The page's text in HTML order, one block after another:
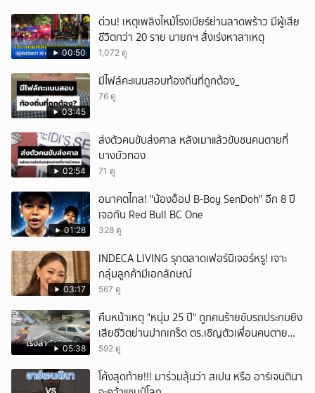
00:50
ด่วน! เหตุเพลิงไหม้โรงเบียร์ย่านลาดพร้าว มีผู้เสีย
ชีวิตกว่า 20 ราย นายกฯ สั่งเร่งหาสาเหตุ
1,072 ดู
03:45
มีไฟล์คะแนนสอบท้องถิ่นที่ถูกต้อง_
76 ดู
02:54
ส่งตัวคนขับส่งศาล หลังเมาแล้วขับชนคนตายที่
บางบัวทอง
71 ดู
01:28
อนาคตไกล! "น้องอ็อป B-Boy SenDoh" อีก 8 ปี
เจอกัน Red Bull BC One
328 ดู
03:17
INDECA LIVING รุกตลาดเฟอร์นิเจอร์หรู! เจาะ
กลุ่มลูกค้ามีเอกลักษณ์
567 ดู
05:38
คืบหน้าเหตุ "หนุ่ม 25 ปี" ถูกคนร้ายขับรถประกบยิง
เสียชีวิตย่านปากเกร็ด ตร.เชิญตัวเพื่อนคนตาย
สอบปากคำ
592 ดู
โค้งสุดท้าย!!! มาร่วมลุ้นว่า สเปน หรือ อาร์เจนตินา